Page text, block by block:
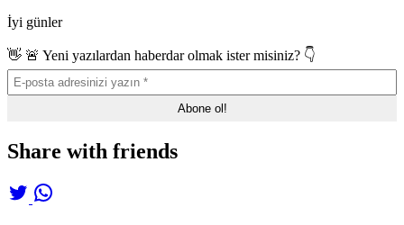
İyi günler
👋 🚨 Yeni yazılardan haberdar olmak ister misiniz? 👇
Share with friends